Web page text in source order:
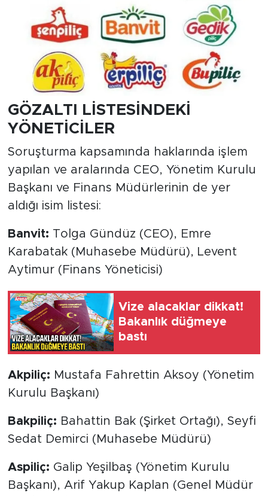
GÖZALTI LİSTESİNDEKİ
YÖNETİCİLER
Soruşturma kapsamında haklarında işlem
yapılan ve aralarında CEO, Yönetim Kurulu
Başkanı ve Finans Müdürlerinin de yer
aldığı isim listesi:
Banvit: Tolga Gündüz (CEO), Emre
Karabatak (Muhasebe Müdürü), Levent
Aytimur (Finans Yöneticisi)
Vize alacaklar dikkat!
Bakanlık düğmeye
bastı
Akpiliç: Mustafa Fahrettin Aksoy (Yönetim
Kurulu Başkanı)
Bakpiliç: Bahattin Bak (Şirket Ortağı), Seyfi
Sedat Demirci (Muhasebe Müdürü)
Aspiliç: Galip Yeşilbaş (Yönetim Kurulu
Başkanı), Arif Yakup Kaplan (Genel Müdür